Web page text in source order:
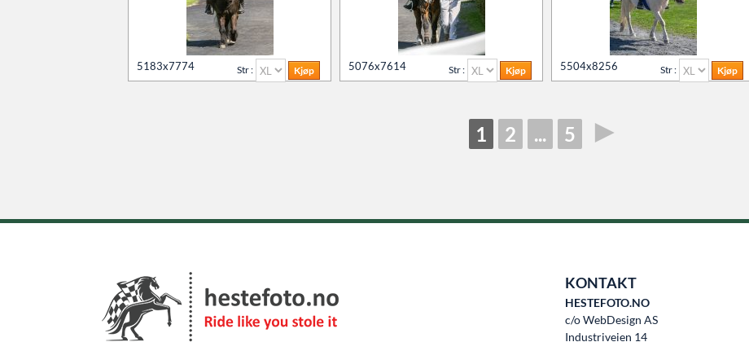
5183x7774 Str : 5076x7614 Str : 5504x8256 Str :
1 2 ... 5 ►
KONTAKT
HESTEFOTO.NO
c/o WebDesign AS
Industriveien 14